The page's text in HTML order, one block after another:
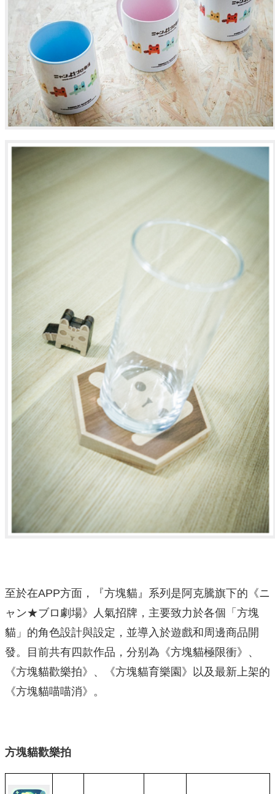
至於在APP方面，『方塊貓』系列是阿克騰旗下的《ニ
ャン★ブロ劇場》人氣招牌，主要致力於各個「方塊
貓」的角色設計與設定，並導入於遊戲和周邊商品開
發。目前共有四款作品，分别為《方塊貓極限衝》、
《方塊貓歡樂拍》、《方塊貓育樂園》以及最新上架的
《方塊貓喵喵消》。
方塊貓歡樂拍